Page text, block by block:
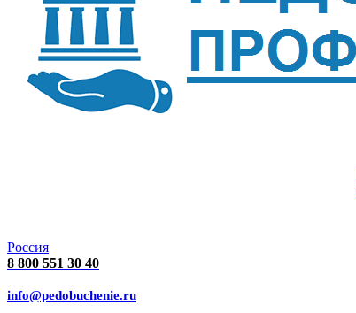
Россия
8 800 551 30 40
info@pedobuchenie.ru